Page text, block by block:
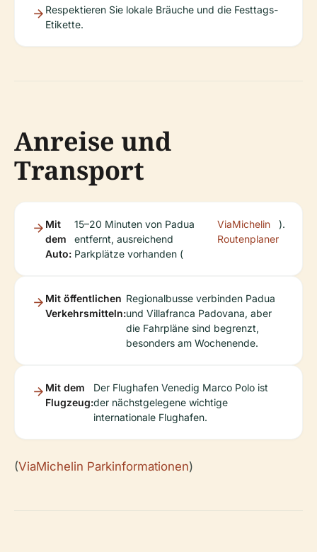
Respektieren Sie lokale Bräuche und die Festtags-
Etikette.
Anreise und
Transport
Mit
dem
Auto:
15–20 Minuten von Padua
entfernt, ausreichend
Parkplätze vorhanden (
ViaMichelin
Routenplaner
).
Mit öffentlichen
Verkehrsmitteln:
Regionalbusse verbinden Padua
und Villafranca Padovana, aber
die Fahrpläne sind begrenzt,
besonders am Wochenende.
Mit dem
Flugzeug:
Der Flughafen Venedig Marco Polo ist
der nächstgelegene wichtige
internationale Flughafen.
(ViaMichelin Parkinformationen)